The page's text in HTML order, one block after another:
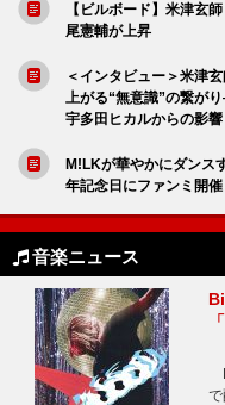
【ビルボード】米津玄
尾憲輔が上昇
＜インタビュー＞米津
上がる“無意識”の繋が
宇多田ヒカルからの影響
M!LKが華やかにダンス
年記念日にファンミ開催
音楽ニュース